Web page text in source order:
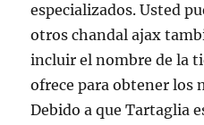
especializados. Usted
otros chandal ajax
incluir el nombre de la
ofrece para obtener los
Debido a que Tartaglia